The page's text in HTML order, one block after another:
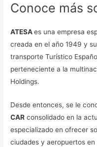
Conoce más
ATESAes una empresa
creada en el año 1949 y
transporte Turístico
perteneciente a la
Holdings.
Desde entonces, se le
CAR consolidado en la
especializado en ofrecer
ciudades y aeropuertos